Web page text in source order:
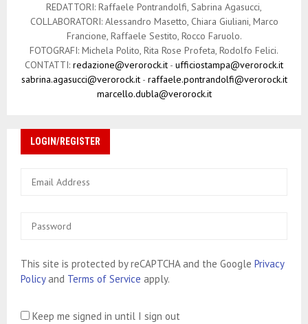
REDATTORI: Raffaele Pontrandolfi, Sabrina Agasucci,
COLLABORATORI: Alessandro Masetto, Chiara Giuliani, Marco
Francione, Raffaele Sestito, Rocco Faruolo.
FOTOGRAFI: Michela Polito, Rita Rose Profeta, Rodolfo Felici.
CONTATTI: redazione@verorock.it - ufficiostampa@verorock.it
sabrina.agasucci@verorock.it- raffaele.pontrandolfi@verorock.it
marcello.dubla@verorock.it
LOGIN/REGISTER
This site is protected by reCAPTCHA and the Google Privacy
Policyand Terms of Service apply.
Keep me signed in until I sign out